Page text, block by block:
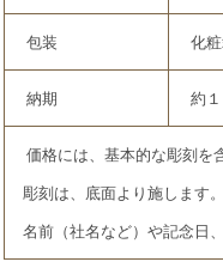
包装 化
納期 約
価格には、基本的な彫刻を
彫刻は、底面より施します。
名前（社名など）や記念日